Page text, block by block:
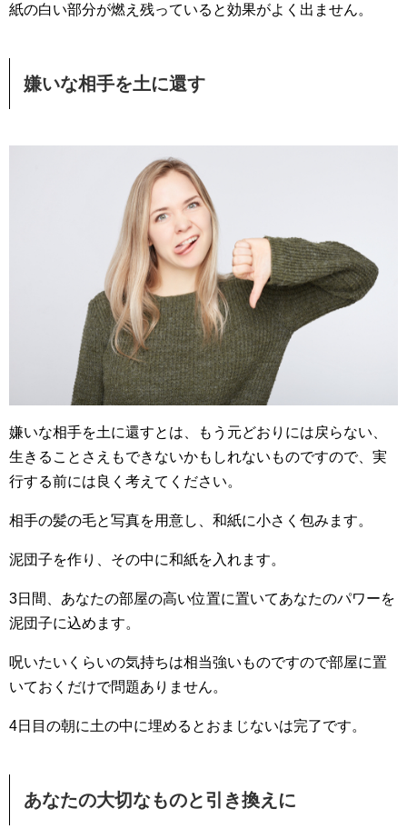
紙の白い部分が燃え残っていると効果がよく出ません。
嫌いな相手を土に還す
嫌いな相手を土に還すとは、もう元どおりには戻らない、
生きることさえもできないかもしれないものですので、実
行する前には良く考えてください。
相手の髪の毛と写真を用意し、和紙に小さく包みます。
泥団子を作り、その中に和紙を入れます。
3日間、あなたの部屋の高い位置に置いてあなたのパワーを
泥団子に込めます。
呪いたいくらいの気持ちは相当強いものですので部屋に置
いておくだけで問題ありません。
4日目の朝に土の中に埋めるとおまじないは完了です。
あなたの大切なものと引き換えに